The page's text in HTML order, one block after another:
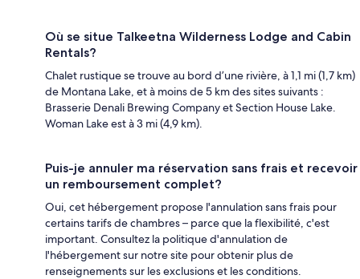
Où se situe Talkeetna Wilderness Lodge and Cabin
Rentals?
Chalet rustique se trouve au bord d’une rivière, à 1,1 mi (1,7 km)
de Montana Lake, et à moins de 5 km des sites suivants :
Brasserie Denali Brewing Company et Section House Lake.
Woman Lake est à 3 mi (4,9 km).
Puis-je annuler ma réservation sans frais et recevoir
un remboursement complet?
Oui, cet hébergement propose l'annulation sans frais pour
certains tarifs de chambres – parce que la flexibilité, c'est
important. Consultez la politique d'annulation de
l'hébergement sur notre site pour obtenir plus de
renseignements sur les exclusions et les conditions.